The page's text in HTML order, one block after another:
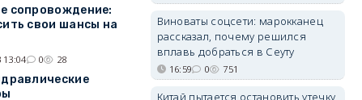
сопровождение:
свои шансы на
13:04 0 28
Виноваты соцсети: марокканец
рассказал, почему решился
вплавь добраться в Сеуту
16:59 0 751
Китай пытается остановить утечку